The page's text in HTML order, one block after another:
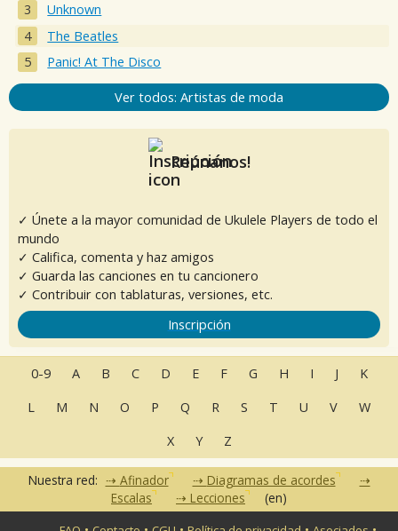
Unknown
The Beatles
Panic! At The Disco
Ver todos: Artistas de moda
Reúnanos!
✓ Únete a la mayor comunidad de Ukulele Players de todo el
mundo
✓ Califica, comenta y haz amigos
✓ Guarda las canciones en tu cancionero
✓ Contribuir con tablaturas, versiones, etc.
Inscripción
0-9 A B C D E F G H I J
K
L
M N O P Q R S T U V
W
X
Y Z
Nuestra red: Afinador
Diagramas de acordes
Escalas
Lecciones (en)